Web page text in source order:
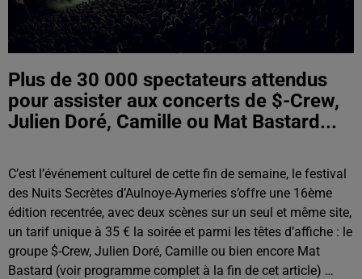
Plus de 30 000 spectateurs attendus
pour assister aux concerts de $-Crew,
Julien Doré, Camille ou Mat Bastard...
C’est l’événement culturel de cette fin de semaine, le festival
des Nuits Secrètes d’Aulnoye-Aymeries s’offre une 16ème
édition recentrée, avec deux scènes sur un seul et même site,
un tarif unique à 35 € la soirée et parmi les têtes d’affiche : le
groupe $-Crew, Julien Doré, Camille ou bien encore Mat
Bastard (voir programme complet à la fin de cet article) …